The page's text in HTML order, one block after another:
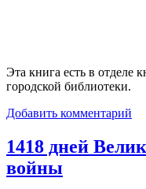
Эта книга есть в отделе
городской библиотеки.
Добавить комментарий
1418 дней
войны